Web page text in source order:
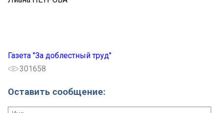
Газета "За доблестный труд"
301658
Оставить сообщение: